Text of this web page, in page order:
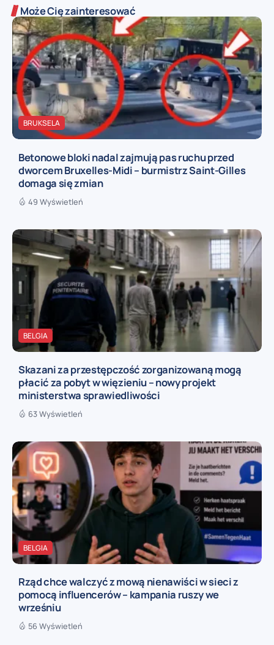
Może Cię zainteresować
BRUKSELA
Betonowe bloki nadal zajmują pas ruchu przed
dworcem Bruxelles-Midi – burmistrz Saint-Gilles
domaga się zmian
49 Wyświetleń
BELGIA
Skazani za przestępczość zorganizowaną mogą
płacić za pobyt w więzieniu – nowy projekt
ministerstwa sprawiedliwości
63 Wyświetleń
BELGIA
Rząd chce walczyć z mową nienawiści w sieci z
pomocą influencerów – kampania ruszy we
wrześniu
56 Wyświetleń